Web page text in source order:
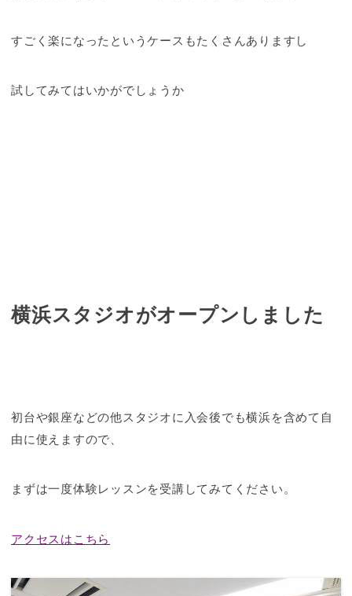
すごく楽になったというケースもたくさんありますし
試してみてはいかがでしょうか
横浜スタジオがオープンしました
初台や銀座などの他スタジオに入会後でも横浜を含めて自
由に使えますので、
まずは一度体験レッスンを受講してみてください。
アクセスはこちら